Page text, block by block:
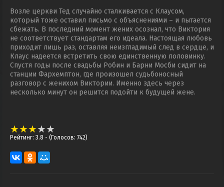
Возле церкви Тед случайно сталкивается с Клаусом,
который тоже оставил письмо с объяснениями – и пытается
сбежать. В последний момент жених осознал, что Виктория
не соответствует стандартам его идеала. Настоящая любовь
приходит лишь раз, оставляя неизгладимый след в сердце, и
Клаус надеется встретить свою единственную половинку.
Спустя годы после свадьбы Робин и Барни Мосби сидит на
станции Фархемптон, где произошел судьбоносный
разговор с женихом Виктории. Именно здесь через
несколько минут он решится подойти к будущей жене.
Рейтинг: 3.8 - (Голосов: 742)